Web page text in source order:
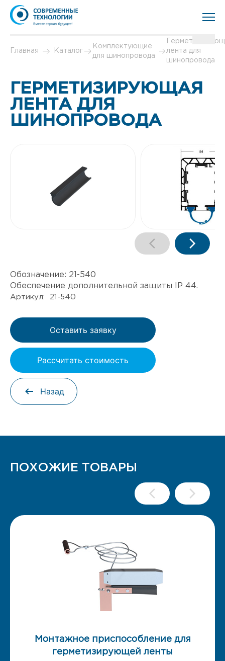
Главная Каталог
Комплектующие
для шинопровода
лента для
шинопровода
ГЕРМЕТИЗИРУЮЩАЯ
ЛЕНТА ДЛЯ
ШИНОПРОВОДА
Обозначение: 21-540
Обеспечение дополнительной защиты IP 44.
Артикул: 21-540
Оставить заявку
Рассчитать стоимость
Назад
ПОХОЖИЕ ТОВАРЫ
Монтажное приспособление для
герметизирующей ленты